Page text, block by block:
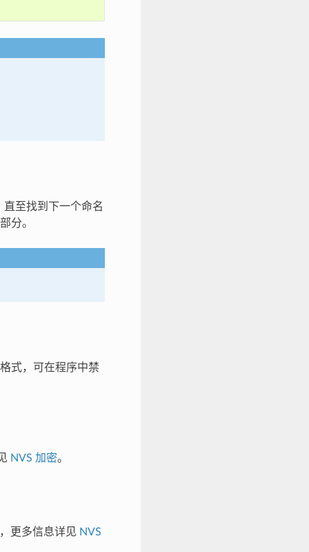
至找到下一个命名
分。
式，可在程序中禁
NVS 加密。
更多信息详见 NVS